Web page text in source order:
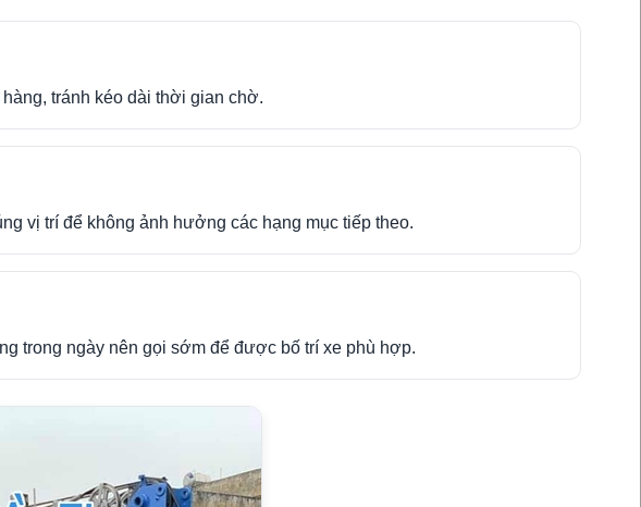
tránh kéo dài thời gian chờ.
vị trí để không ảnh hưởng các hạng mục tiếp theo.
trong ngày nên gọi sớm để được bố trí xe phù hợp.